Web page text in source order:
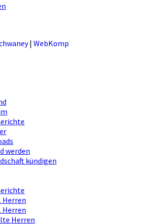
| WebKomp
werden
kündigen
Herren
Herren
Herren